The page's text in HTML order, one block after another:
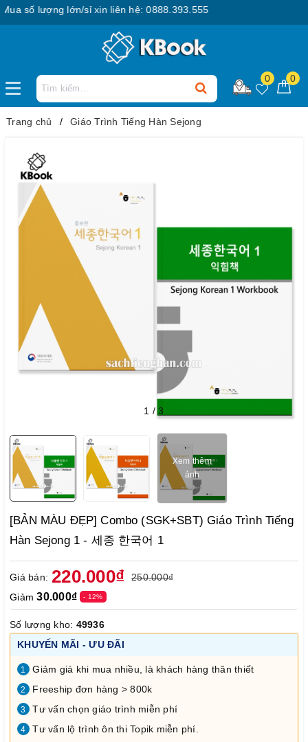
số lượng lớn/sỉ xin liên hệ: 0888.393.555
0 0
Trang chủ Giáo Trình Tiếng Hàn Sejong
1 /3
Xem thêm
ảnh
[BẢN MÀU ĐẸP] Combo (SGK+SBT) Giáo Trình Tiếng
Hàn Sejong 1 - 세종 한국어 1
Giá bán: 220.000₫
250.000₫
Giảm30.000₫ - 12%
Số lượng kho: 49936
KHUYẾN MÃI - ƯU ĐÃI
1 Giảm giá khi mua nhiều, là khách hàng thân thiết
2 Freeship đơn hàng > 800k
3 Tư vấn chọn giáo trình miễn phí
4 Tư vấn lộ trình ôn thi Topik miễn phí.